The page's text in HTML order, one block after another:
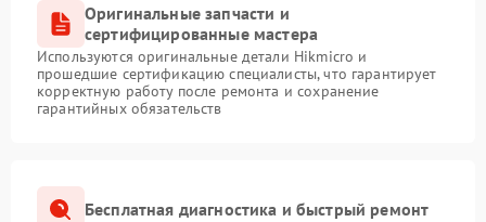
Оригинальные запчасти и
сертифицированные мастера
Используются оригинальные детали Hikmicro и
прошедшие сертификацию специалисты, что гарантирует
корректную работу после ремонта и сохранение
гарантийных обязательств
Бесплатная диагностика и быстрый ремонт